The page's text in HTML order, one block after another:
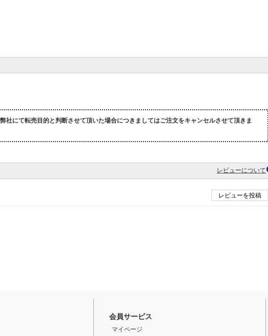
にて転売目的と判断させて頂いた場合につきましてはご注文をキャンセルさせて頂きま
レビューについて
レビューを投稿
会員サービス
マイページ